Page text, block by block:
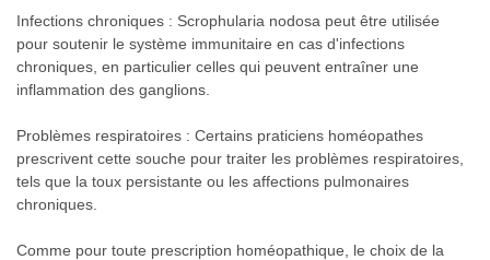
Infections chroniques : Scrophularia nodosa peut être utilisée
pour soutenir le système immunitaire en cas d'infections
chroniques, en particulier celles qui peuvent entraîner une
inflammation des ganglions.
Problèmes respiratoires : Certains praticiens homéopathes
prescrivent cette souche pour traiter les problèmes respiratoires,
tels que la toux persistante ou les affections pulmonaires
chroniques.
Comme pour toute prescription homéopathique, le choix de la